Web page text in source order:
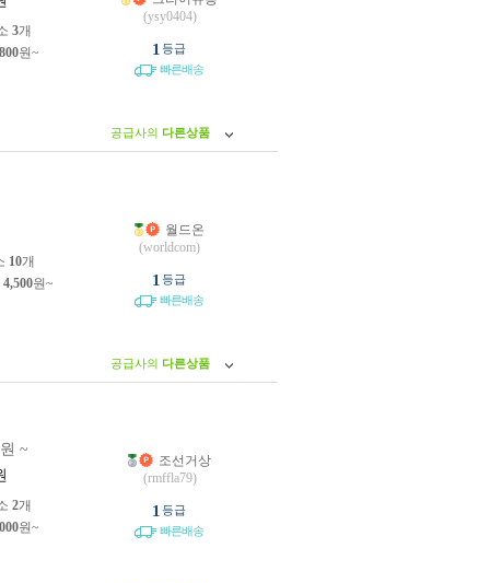
3개
원~
(ysy0404)
1 등급
빠른배송
공급사의 다른상품
10개
4,500원~
월드온
(worldcom)
1 등급
빠른배송
공급사의 다른상품
~
2개
원~
조선거상
(rmffla79)
1 등급
빠른배송